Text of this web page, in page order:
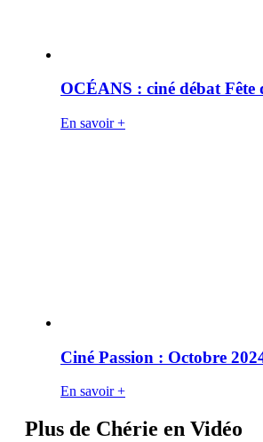
OCÉANS : ciné débat Fête
En savoir +
Ciné Passion : Octobre
En savoir +
Plus de Chérie en Vidéo